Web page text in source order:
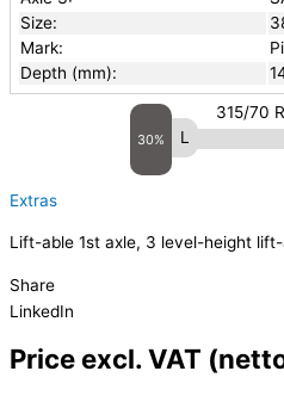
Size:
Mark:
Depth (mm):
30%
315/70
Extras
Lift-able 1st axle, 3 level-height
Share
LinkedIn
Price excl. VAT